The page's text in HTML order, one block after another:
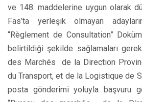
ve 148. maddelerine uygun olarak
Fas’ta yerleşik olmayan
“Règlement de Consultation”
belirtildiği şekilde sağlamaları
des Marchés de la Direction
du Transport, et de la Logistique de
posta gönderimi yoluyla başvuru